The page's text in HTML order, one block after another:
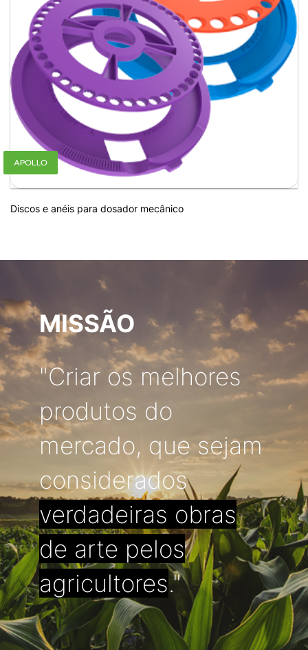
APOLLO
Discos e anéis para dosador mecânico
MISSÃO
"Criar os melhores
produtos do
mercado, que sejam
considerados
verdadeiras obras
de arte pelos
agricultores."